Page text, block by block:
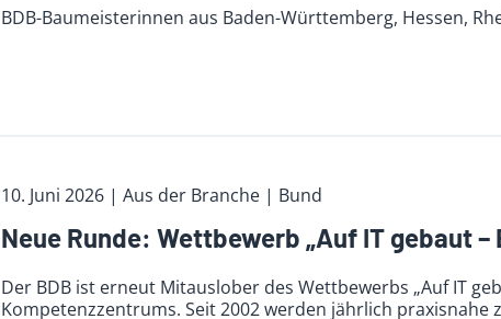
BDB-Baumeisterinnen aus Baden-Württemberg, Hessen,
10. Juni 2026 | Aus der Branche | Bund
Neue Runde: Wettbewerb „Auf IT gebaut
Der BDB ist erneut Mitauslober des Wettbewerbs „Auf IT
Kompetenzzentrums. Seit 2002 werden jährlich praxisnahe